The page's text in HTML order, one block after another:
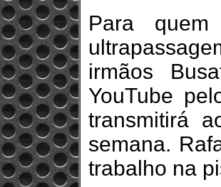
Para
irmãos
YouTube
transmitirá
semana.
trabalho na